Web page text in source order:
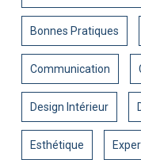
Bonnes Pratiques
Communication
Design Intérieur
Esthétique